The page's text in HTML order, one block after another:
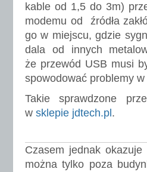
kable od 1,5 do 3m)
modemu od źródła
go w miejscu, gdzie
dala od innych
że przewód USB musi
spowodować problemy
Takie sprawdzone
w sklepie jdtech.pl .
Czasem jednak
można tylko poza